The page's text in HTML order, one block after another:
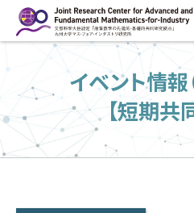
ン
へ
ス
キ
HOME
概要
運営
2026年度公募
イベント情報
【短期共